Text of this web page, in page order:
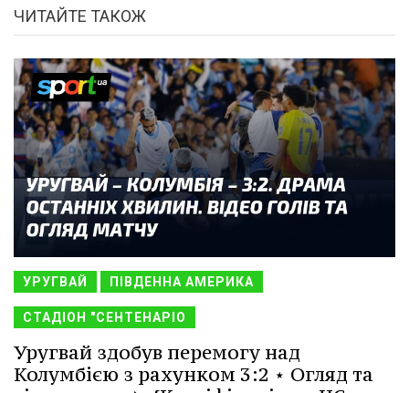
ЧИТАЙТЕ ТАКОЖ
УРУГВАЙ ПІВДЕННА АМЕРИКА
СТАДІОН "СЕНТЕНАРІО
Уругвай здобув перемогу над
Колумбією з рахунком 3:2 ⋆ Огляд та